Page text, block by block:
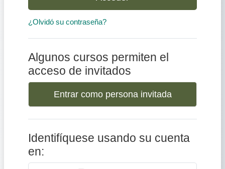
¿Olvidó su contraseña?
Algunos cursos permiten el
acceso de invitados
Entrar como persona invitada
Identifíquese usando su cuenta
en: